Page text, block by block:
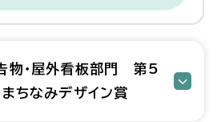
物・屋外看板部門 第5
まちなみデザイン賞